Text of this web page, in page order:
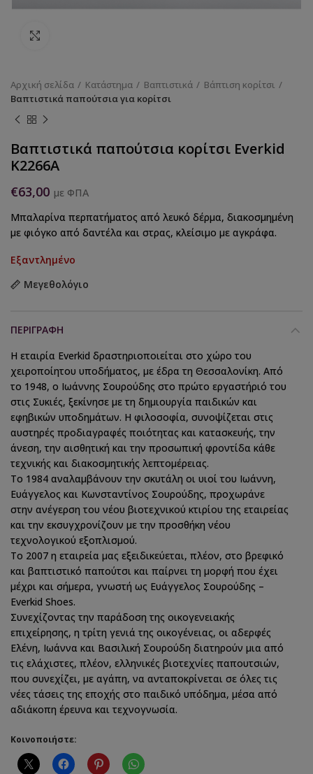
Αρχική σελίδα Κατάστημα Βαπτιστικά
Βάπτιση κορίτσι
Βαπτιστικά παπούτσια για κορίτσι
Βαπτιστικά παπούτσια κορίτσι Everkid
Κ2266Α
€63,00 με ΦΠΑ
Μπαλαρίνα περπατήματος από λευκό δέρμα, διακοσμημένη
με φιόγκο από δαντέλα και στρας, κλείσιμο με αγκράφα.
Εξαντλημένο
Μεγεθολόγιο
ΠΕΡΙΓΡΑΦΉ
Η εταιρία Everkid δραστηριοποιείται στο χώρο του
χειροποίητου υποδήματος, με έδρα τη Θεσσαλονίκη. Από
το 1948, ο Ιωάννης Σουρούδης στο πρώτο εργαστήριό του
στις Συκιές, ξεκίνησε με τη δημιουργία παιδικών και
εφηβικών υποδημάτων. Η φιλοσοφία, συνοψίζεται στις
αυστηρές προδιαγραφές ποιότητας και κατασκευής, την
άνεση, την αισθητική και την προσωπική φροντίδα κάθε
τεχνικής και διακοσμητικής λεπτομέρειας.
Το 1984 αναλαμβάνουν την σκυτάλη οι υιοί του Ιωάννη,
Ευάγγελος και Κωνσταντίνος Σουρούδης, προχωράνε
στην ανέγερση του νέου βιοτεχνικού κτιρίου της εταιρείας
και την εκσυγχρονίζουν με την προσθήκη νέου
τεχνολογικού εξοπλισμού.
Το 2007 η εταιρεία μας εξειδικεύεται, πλέον, στο βρεφικό
και βαπτιστικό παπούτσι και παίρνει τη μορφή που έχει
μέχρι και σήμερα, γνωστή ως Ευάγγελος Σουρούδης –
Everkid Shoes.
Συνεχίζοντας την παράδοση της οικογενειακής
επιχείρησης, η τρίτη γενιά της οικογένειας, οι αδερφές
Ελένη, Ιωάννα και Βασιλική Σουρούδη διατηρούν μια από
τις ελάχιστες, πλέον, ελληνικές βιοτεχνίες παπουτσιών,
που συνεχίζει, με αγάπη, να ανταποκρίνεται σε όλες τις
νέες τάσεις της εποχής στο παιδικό υπόδημα, μέσα από
αδιάκοπη έρευνα και τεχνογνωσία.
Κοινοποιήστε: